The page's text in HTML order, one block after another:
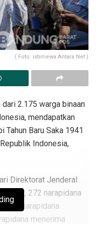
( Foto: istimewa Antara Net )
2.175 warga binaan
mendapatkan
Tahun Baru Saka 1941
Indonesia,
Direktorat Jenderal
272 narapidana
607 narapidana
menerima